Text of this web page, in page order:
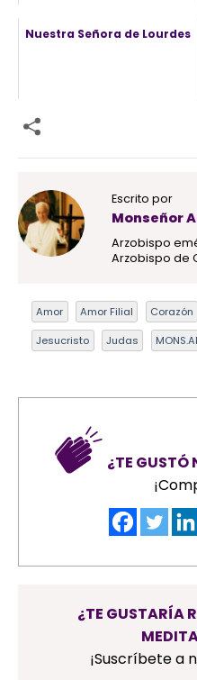
Nuestra Señora de Lourdes
Escrito por
Monseñor
Arzobispo
Arzobispo de
Amor Amor Filial Corazón
Jesucristo Judas
¿TE GUSTÓ
¿TE GUSTARÍA
¡Suscríbete a